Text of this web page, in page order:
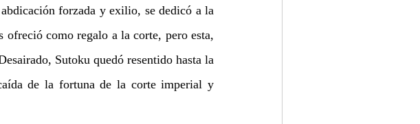
forzada y exilio, se dedicó a la
ofreció como regalo a la corte, pero esta,
Sutoku quedó resentido hasta la
de la fortuna de la corte imperial y